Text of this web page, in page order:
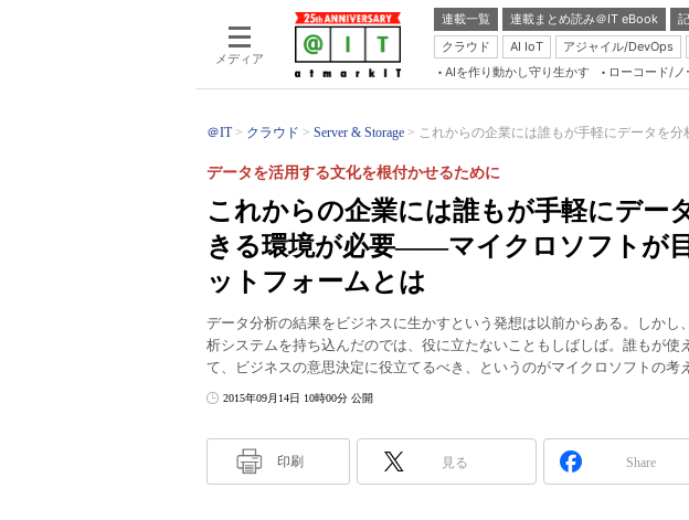
メディア
連載一覧 連載まとめ読み＠IT eBook
クラウド
AI IoT アジャイル/DevOps
AIを作り動かし守り生かす ローコード/ノ
＠IT クラウド Server & Storage これからの企業には誰もが手軽にデータを分
これからの企業には誰もが手軽にデー
きる環境が必要――マイクロソフトが
ットフォームとは
データを活用する文化を根付かせるために
データ分析の結果をビジネスに生かすという発想は以前からある。しかし
析システムを持ち込んだのでは、役に立たないこともしばしば。誰もが使
て、ビジネスの意思決定に役立てるべき、というのがマイクロソフトの考
2015年09月14日 10時00分 公開
印刷 見る Share